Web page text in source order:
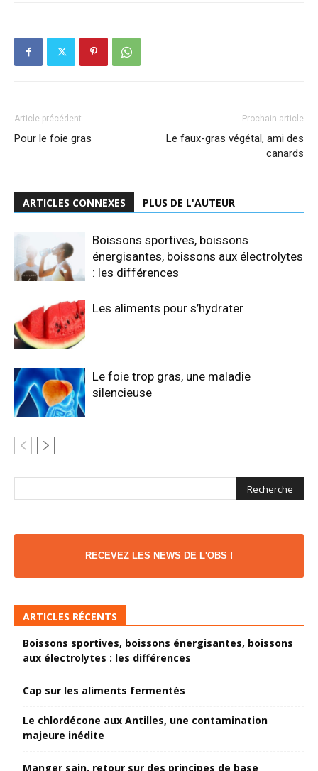
Article précédent
Pour le foie gras
Prochain article
Le faux-gras végétal, ami des
canards
ARTICLES CONNEXES PLUS DE L'AUTEUR
Boissons sportives, boissons
énergisantes, boissons aux électrolytes
: les différences
Les aliments pour s’hydrater
Le foie trop gras, une maladie
silencieuse
RECEVEZ LES NEWS DE L'OBS !
ARTICLES RÉCENTS
Boissons sportives, boissons énergisantes, boissons
aux électrolytes : les différences
Cap sur les aliments fermentés
Le chlordécone aux Antilles, une contamination
majeure inédite
Manger sain, retour sur des principes de base